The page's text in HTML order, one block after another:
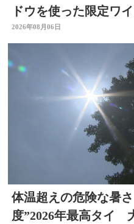
ドウを使った限定ワ
など 大分
2026年08月06日
体温超えの危険な暑
度”2026年最高タイ